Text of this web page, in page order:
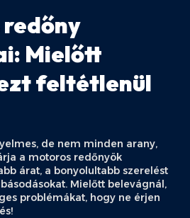
Mielőtt
feltétlenül
de nem minden arany,
a motoros redőnyök
árat, a bonyolultabb szerelést
Mielőtt belevágnál,
problémákat, hogy ne érjen